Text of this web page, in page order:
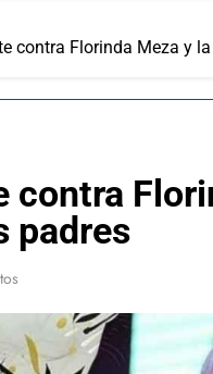
el mapa nacional
ni compromiso
se dice y lo que se hace,
y Fiscalía
a político migajero:
contra Florinda Meza y
contra
padres